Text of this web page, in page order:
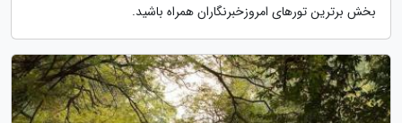
بخش برترین تورهای امروزخبرنگاران همراه باشید.